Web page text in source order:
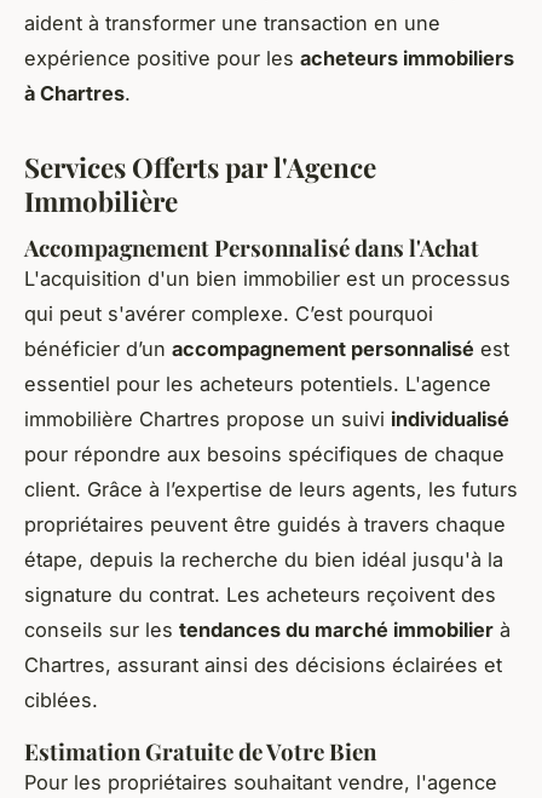
aident à transformer une transaction en une
expérience positive pour les acheteurs immobiliers
à Chartres.
Services Offerts par l'Agence
Immobilière
Accompagnement Personnalisé dans l'Achat
L'acquisition d'un bien immobilier est un processus
qui peut s'avérer complexe. C’est pourquoi
bénéficier d’un accompagnement personnalisé est
essentiel pour les acheteurs potentiels. L'agence
immobilière Chartres propose un suivi individualisé
pour répondre aux besoins spécifiques de chaque
client. Grâce à l’expertise de leurs agents, les futurs
propriétaires peuvent être guidés à travers chaque
étape, depuis la recherche du bien idéal jusqu'à la
signature du contrat. Les acheteurs reçoivent des
conseils sur les tendances du marché immobilier à
Chartres, assurant ainsi des décisions éclairées et
ciblées.
Estimation Gratuite de Votre Bien
Pour les propriétaires souhaitant vendre, l'agence